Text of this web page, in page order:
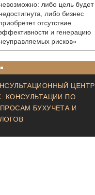
либо цель будет
либо бизнес
отсутствие
и генерацию
рисков»
ЦЕНТР
КОНСУЛЬТАЦИИ ПО
БУХУЧЕТА И